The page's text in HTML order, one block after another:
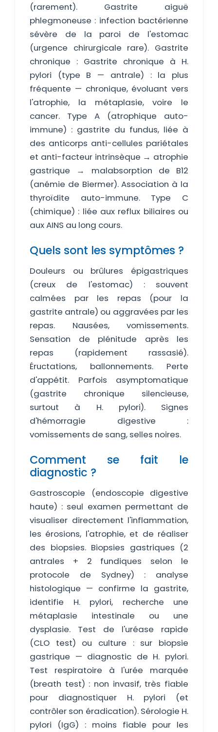
(rarement). Gastrite aiguë
phlegmoneuse : infection bactérienne
sévère de la paroi de l'estomac
(urgence chirurgicale rare). Gastrite
chronique : Gastrite chronique à H.
pylori (type B — antrale) : la plus
fréquente — chronique, évoluant vers
l'atrophie, la métaplasie, voire le
cancer. Type A (atrophique auto-
immune) : gastrite du fundus, liée à
des anticorps anti-cellules pariétales
et anti-facteur intrinsèque → atrophie
gastrique → malabsorption de B12
(anémie de Biermer). Association à la
thyroïdite auto-immune. Type C
(chimique) : liée aux reflux biliaires ou
aux AINS au long cours.
Quels sont les symptômes ?
Douleurs ou brûlures épigastriques
(creux de l'estomac) : souvent
calmées par les repas (pour la
gastrite antrale) ou aggravées par les
repas. Nausées, vomissements.
Sensation de plénitude après les
repas (rapidement rassasié).
Éructations, ballonnements. Perte
d'appétit. Parfois asymptomatique
(gastrite chronique silencieuse,
surtout à H. pylori). Signes
d'hémorragie digestive :
vomissements de sang, selles noires.
Comment se fait le
diagnostic ?
Gastroscopie (endoscopie digestive
haute) : seul examen permettant de
visualiser directement l'inflammation,
les érosions, l'atrophie, et de réaliser
des biopsies. Biopsies gastriques (2
antrales + 2 fundiques selon le
protocole de Sydney) : analyse
histologique — confirme la gastrite,
identifie H. pylori, recherche une
métaplasie intestinale ou une
dysplasie. Test de l'uréase rapide
(CLO test) ou culture : sur biopsie
gastrique — diagnostic de H. pylori.
Test respiratoire à l'urée marquée
(breath test) : non invasif, très fiable
pour diagnostiquer H. pylori (et
contrôler son éradication). Sérologie H.
pylori (IgG) : moins fiable pour les